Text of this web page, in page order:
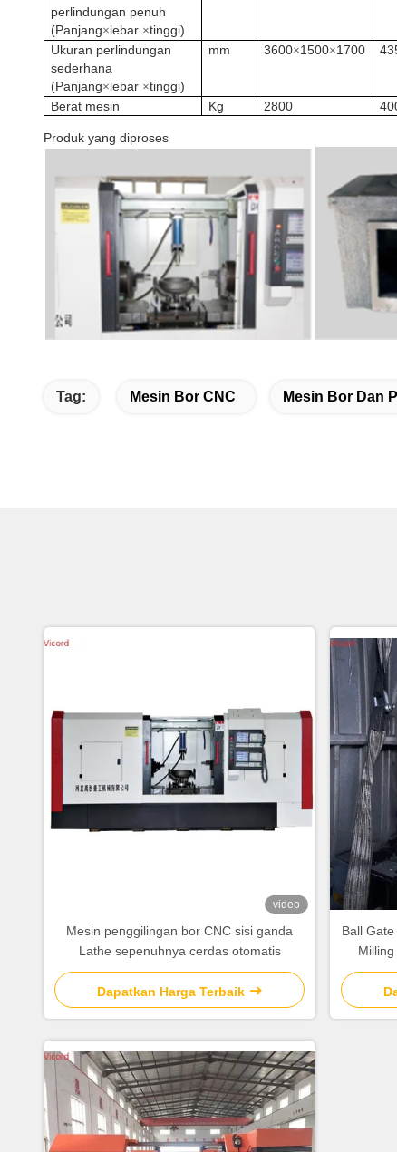
perlindungan penuh
(Panjang×lebar ×tinggi)
Ukuran perlindungan
sederhana
(Panjang×lebar ×tinggi)
mm 3600×1500×1700
Berat mesin Kg 2800
Produk yang diproses
Tag: Mesin Bor CNC Mesin Bor Dan
video
Mesin penggilingan bor CNC sisi ganda
Lathe sepenuhnya cerdas otomatis
Dapatkan Harga Terbaik
Ball